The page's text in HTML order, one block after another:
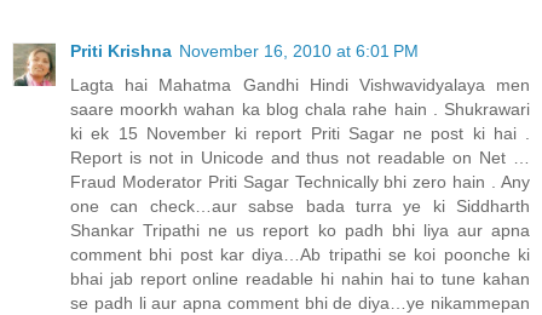
Priti Krishna November 16, 2010 at 6:01 PM
Lagta hai Mahatma Gandhi Hindi Vishwavidyalaya men
saare moorkh wahan ka blog chala rahe hain . Shukrawari
ki ek 15 November ki report Priti Sagar ne post ki hai .
Report is not in Unicode and thus not readable on Net …
Fraud Moderator Priti Sagar Technically bhi zero hain . Any
one can check…aur sabse bada turra ye ki Siddharth
Shankar Tripathi ne us report ko padh bhi liya aur apna
comment bhi post kar diya…Ab tripathi se koi poonche ki
bhai jab report online readable hi nahin hai to tune kahan
se padh li aur apna comment bhi de diya…ye nikammepan